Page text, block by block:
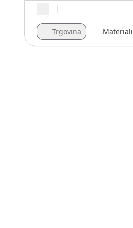
Regionalne nastavitve
Trgovina Materiali